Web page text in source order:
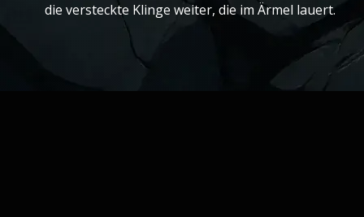
die versteckte Klinge weiter, die im Ärmel lauert.